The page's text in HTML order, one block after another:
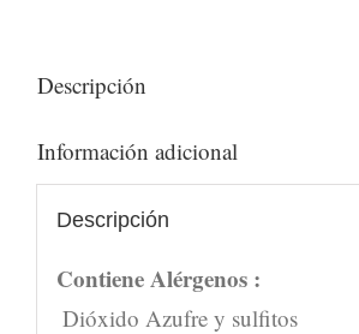
Descripción
Información adicional
Descripción
Contiene Alérgenos :
Dióxido Azufre y sulfitos